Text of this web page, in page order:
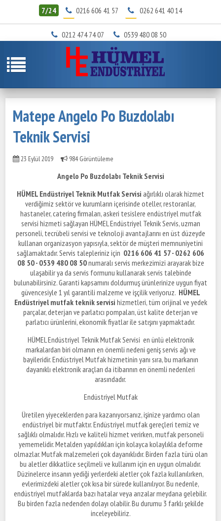
7/24 0216 606 41 57 0262 641 40 14
0212 474 74 07 0539 480 08 50
Matepe Angelo Po Buzdolabı
Teknik Servisi
23 Eylül 2019 984 Görüntüleme
Angelo Po Buzdolabı Teknik Servisi
HÜMEL Endüstriyel Teknik Mutfak Servisi ağırlıklı olarak hizmet
verdiğimiz sektör ve kurumların içerisinde oteller, restoranlar,
hastaneler, catering firmaları, askeri tesislere endüstriyel mutfak
servisi hizmeti sağlayan HÜMEL Endüstriyel Teknik Servis, uzman
personeli, tecrübeli servisi ve teknoloji avantajlarını en üst düzeyde
kullanan organizasyon yapısıyla, sektör de müşteri memnuniyetini
sağlamaktadır. Servis talepleriniz için 0216 606 41 57 - 0262 606
08 50 - 0539 480 08 50numaralı servis merkezimizi arayarak bize
ulaşabilir ya da servis formunu kullanarak servis talebinde
bulunabilirsiniz. Garanti kapsamını doldurmuş ürünlerinize uygun fiyat
güvencesiyle 1 yıl garantili malzeme ve işçilik veriyoruz. HÜMEL
Endüstriyel mutfak teknik servisi hizmetleri, tüm orijinal ve yedek
parçalar, deterjan ve parlatıcı pompaları, üst kalite deterjan ve
parlatıcı ürünlerini, ekonomik fiyatlar ile satışını yapmaktadır.
HÜMEL Endüstriyel Teknik Mutfak Servisi en ünlü elektronik
markalardan biri olmanın en önemli nedeni geniş servis ağı ve
bayileridir. Endüstriyel Mutfak hizmetinin yanı sıra, bu markanın
dayanıklı elektronik araçları da itibarının en önemli nedenleri
arasındadır.
Endüstriyel Mutfak
Üretilen yiyeceklerden para kazanıyorsanız, işinize yardımcı olan
endüstriyel bir mutfaktır. Endüstriyel mutfak gereçleri temiz ve
sağlıklı olmalıdır. Hızlı ve kaliteli hizmet verirken, mutfak personeli
yememelidir. Metalden yapıldıkları için kolayca kolaylıkla deforme
olmazlar. Mutfak malzemeleri çok dayanıklıdır. Birden fazla türü olan
bu aletler dikkatlice seçilmeli ve kullanım için en uygun olmalıdır.
Düzinelerce insanın yediği yerlerdeki aletler çok fazla kullanılırken,
evlerimizdeki aletler çok kısa bir sürede kullanılıyor. Bu nedenle,
endüstriyel mutfaklarda bazı hatalar veya arızalar meydana gelebilir.
Bu birden fazla nedenden dolayı olabilir. Bu durumu 3 farklı şekilde
inceleyebiliriz.